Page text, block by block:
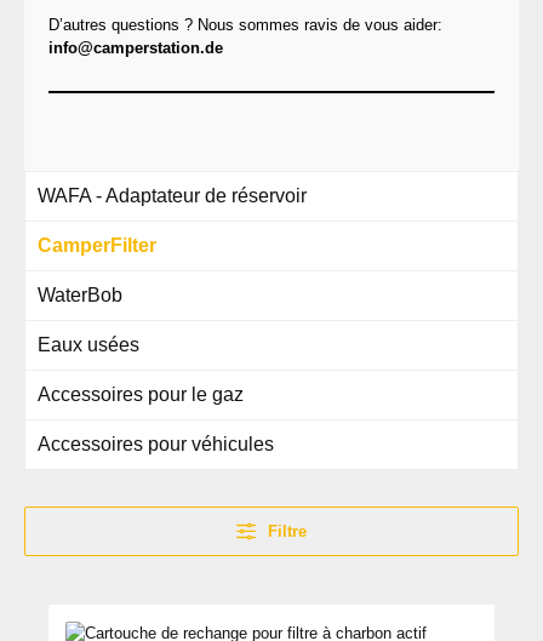
D’autres questions ? Nous sommes ravis de vous aider:
info@camperstation.de
WAFA - Adaptateur de réservoir
CamperFilter
WaterBob
Eaux usées
Accessoires pour le gaz
Accessoires pour véhicules
Filtre